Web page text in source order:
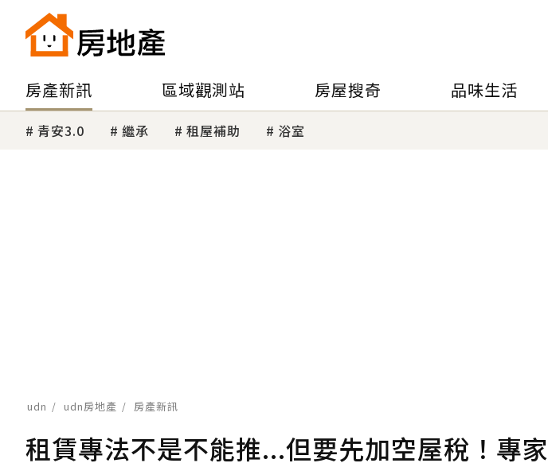
房產新訊 區域觀測站 房屋搜奇 品味生活
青安3.0 繼承 租屋補助 浴室
udn udn房地產 房產新訊
租賃專法不是不能推...但要先加空屋稅！專